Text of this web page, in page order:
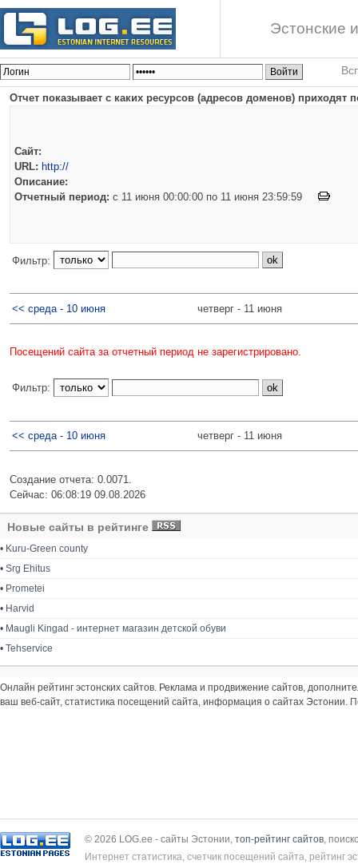
Эстонские
Отчет показывает с каких ресурсов (адресов доменов) приходят
Сайт:
URL: http://
Описание:
Отчетный период: c 11 июня 00:00:00 по 11 июня 23:59:59
Фильтр:
<< среда - 10 июня четверг - 11 июня
Посещений сайта за отчетный период не зарегистрировано.
Фильтр:
<< среда - 10 июня четверг - 11 июня
Создание отчета: 0.0071.
Сейчас: 06:08:19 09.08.2026
Новые сайты в рейтинге
• Kuru-Green county
• Srg Ehitus
• Prometei
• Harvid
• Maugli Kingad - интернет магазин детской обуви
• Tehservice
Онлайн рейтинг эстонских сайтов. Реклама и продвижение сайтов,
ваш веб-сайт, статистика посещений сайта, информация о сайтах Эстонии.
© 2026 LOG.ee - сайты Эстонии, топ-рейтинг сайтов ,
Интернет статистика, счетчик посещений сайта, рейтинг